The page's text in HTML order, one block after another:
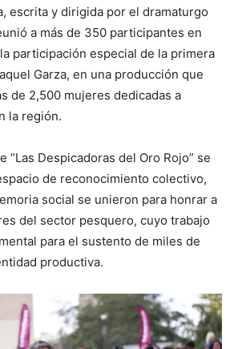
escrita y dirigida por el dramaturgo
a más de 350 participantes en
participación especial de la primera
Garza, en una producción que
de 2,500 mujeres dedicadas a
la región.
“Las Despicadoras del Oro Rojo” se
de reconocimiento colectivo,
social se unieron para honrar a
del sector pesquero, cuyo trabajo
para el sustento de miles de
productiva.